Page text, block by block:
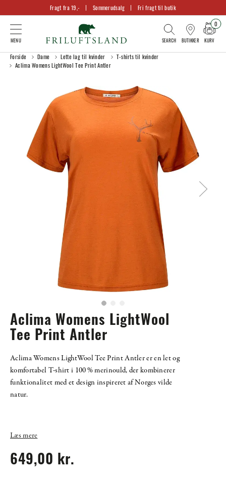
Fragt fra 19,- Sommerudsalg Fri fragt til butik
BUTIKKER KURV
0
Forside Dame Lette lag til kvinder
T-shirts til kvinder
Aclima Womens LightWool Tee Print Antler
Aclima Womens LightWool
Tee Print Antler
Aclima Womens LightWool Tee Print Antler er en let og
komfortabel T-shirt i 100 % merinould, der kombinerer
funktionalitet med et design inspireret af Norges vilde
natur.
Læs mere
649,00 kr.